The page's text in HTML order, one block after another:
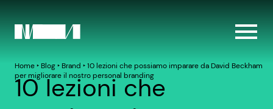
Home‣ Blog‣ Brand ‣10 lezioni che possiamo imparare da David Beckham
per migliorare il nostro personal branding
10 lezioni che